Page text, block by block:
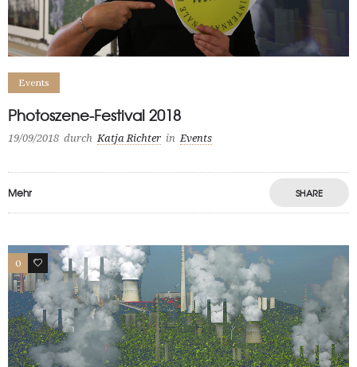
Events
Photoszene-Festival 2018
19/09/2018 durch Katja Richter in Events
Mehr SHARE
0 10